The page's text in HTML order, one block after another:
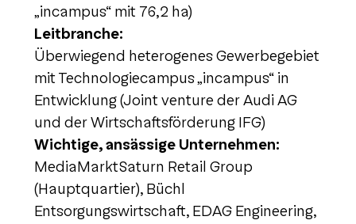
„incampus“ mit 76,2 ha)
Leitbranche:
Überwiegend heterogenes Gewerbegebiet
mit Technologiecampus „incampus“ in
Entwicklung (Joint venture der Audi AG
und der Wirtschaftsförderung IFG)
Wichtige, ansässige Unternehmen:
MediaMarktSaturn Retail Group
(Hauptquartier), Büchl
Entsorgungswirtschaft, EDAG Engineering,